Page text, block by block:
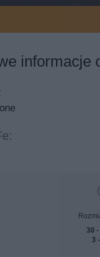
informacje
30
3